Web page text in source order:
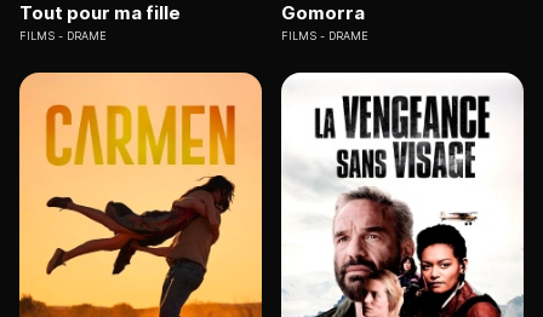
Tout pour ma fille
FILMS DRAME
Gomorra
FILMS DRAME